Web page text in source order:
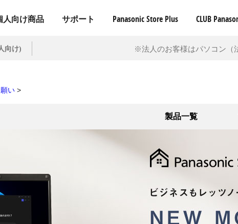
人向け商品 サポート Panasonic Store Plus CLUB
向け) ※法人のお客様はパソコン（
い>
製品一覧